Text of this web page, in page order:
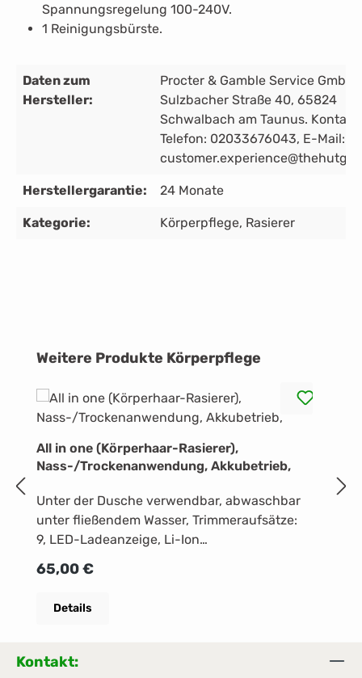
Spannungsregelung 100-240V.
1 Reinigungsbürste.
Daten zum
Hersteller:
Procter & Gamble Service GmbH,
Sulzbacher Straße 40, 65824
Schwalbach am Taunus. Kontakt:
Telefon: 02033676043, E-Mail:
Herstellergarantie: 24 Monate
Kategorie: Körperpflege, Rasierer
Produktgalerie überspringen
Weitere Produkte Körperpflege
All in one (Körperhaar-Rasierer),
Nass-/Trockenanwendung, Akkubetrieb,
Unter der Dusche verwendbar, abwaschbar
unter fließendem Wasser, Trimmeraufsätze:
9, LED-Ladeanzeige, Li-Ion
AufsatzStromaufnahme LED-Ladeanzeige Li-
MinutenLadezeit in Stunden: ca. 1Schnell-
Spannungsanpassung 100/110-240
Regulärer Preis:
65,00 €
Details
Kontakt: